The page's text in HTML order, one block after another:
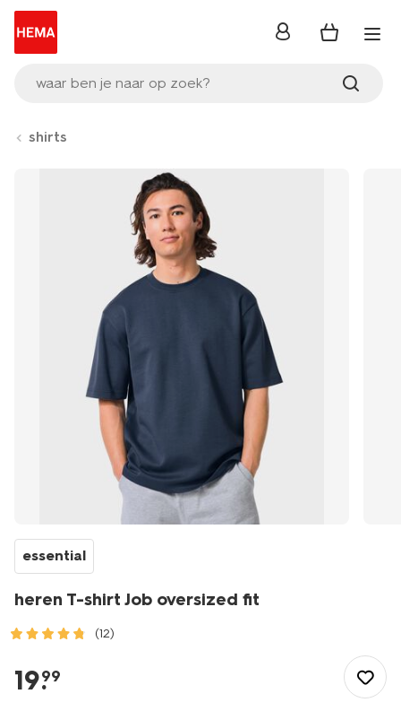
waar ben je naar op zoek?
inloggen
shirts
essential
heren T-shirt Job oversized fit
(12)
t-
shirt-
19.
99